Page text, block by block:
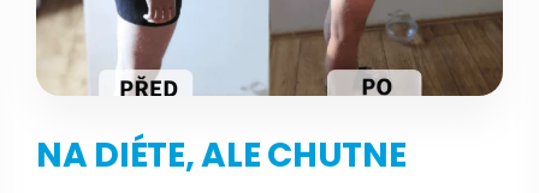
NA DIÉTE, ALE CHUTNE